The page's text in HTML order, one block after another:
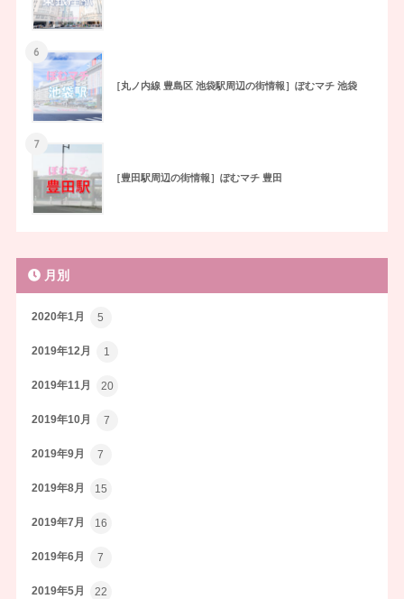
6
［丸ノ内線 豊島区 池袋駅周辺の街情報］ぽむマチ 池袋
7
［豊田駅周辺の街情報］ぽむマチ 豊田
月別
2020年1月 5
2019年12月 1
2019年11月 20
2019年10月 7
2019年9月 7
2019年8月 15
2019年7月 16
2019年6月 7
2019年5月 22